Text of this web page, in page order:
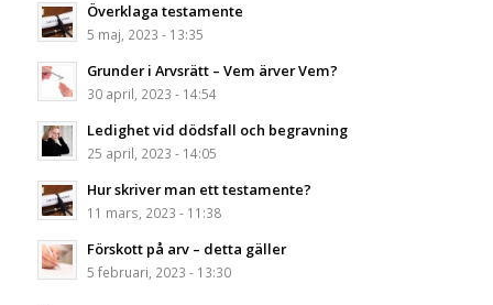
Överklaga testamente
5 maj, 2023 - 13:35
Grunder i Arvsrätt – Vem ärver Vem?
30 april, 2023 - 14:54
Ledighet vid dödsfall och begravning
25 april, 2023 - 14:05
Hur skriver man ett testamente?
11 mars, 2023 - 11:38
Förskott på arv – detta gäller
5 februari, 2023 - 13:30